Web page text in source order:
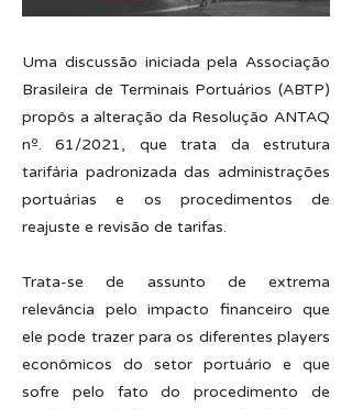
Uma discussão iniciada pela Associação
Brasileira de Terminais Portuários (ABTP)
propôs a alteração da Resolução ANTAQ
nº. 61/2021, que trata da estrutura
tarifária padronizada das administrações
portuárias e os procedimentos de
reajuste e revisão de tarifas.
Trata-se de assunto de extrema
relevância pelo impacto financeiro que
ele pode trazer para os diferentes players
econômicos do setor portuário e que
sofre pelo fato do procedimento de